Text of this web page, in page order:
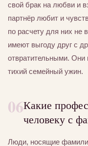
свой брак на любви и
партнёр любит и
по расчету для них не
имеют выгоду друг с
отвратительными. Они
тихий семейный ужин.
06Какие
человеку с
Люди, носящие